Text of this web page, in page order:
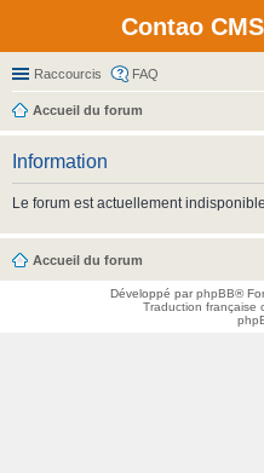
Contao
Raccourcis FAQ
Accueil du forum
Information
Le forum est actuellement
Accueil du forum
Développé parphpBB®
Traduction française